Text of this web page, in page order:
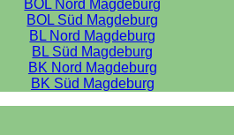
BOL Nord Magdeburg
BOL Süd Magdeburg
BL Nord Magdeburg
BL Süd Magdeburg
BK Nord Magdeburg
BK Süd Magdeburg